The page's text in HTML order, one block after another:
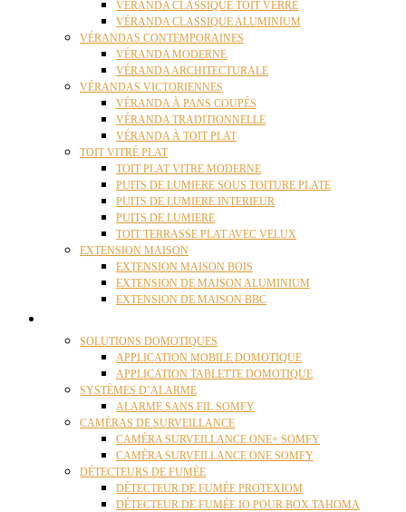
VÉRANDA CLASSIQUE TOIT VERRE
VÉRANDA CLASSIQUE ALUMINIUM
VÉRANDAS CONTEMPORAINES
VÉRANDA MODERNE
VÉRANDA ARCHITECTURALE
VÉRANDAS VICTORIENNES
VÉRANDA À PANS COUPÉS
VÉRANDA TRADITIONNELLE
VÉRANDA À TOIT PLAT
TOIT VITRÉ PLAT
TOIT PLAT VITRE MODERNE
PUITS DE LUMIERE SOUS TOITURE PLATE
PUITS DE LUMIERE INTERIEUR
PUITS DE LUMIERE
TOIT TERRASSE PLAT AVEC VELUX
EXTENSION MAISON
EXTENSION MAISON BOIS
EXTENSION DE MAISON ALUMINIUM
EXTENSION DE MAISON BBC
SOLUTIONS DOMOTIQUES
APPLICATION MOBILE DOMOTIQUE
APPLICATION TABLETTE DOMOTIQUE
SYSTÈMES D’ALARME
ALARME SANS FIL SOMFY
CAMÉRAS DE SURVEILLANCE
CAMÉRA SURVEILLANCE ONE+ SOMFY
CAMÉRA SURVEILLANCE ONE SOMFY
DÉTECTEURS DE FUMÉE
DÉTECTEUR DE FUMÉE PROTEXIOM
DÉTECTEUR DE FUMÉE IO POUR BOX TAHOMA